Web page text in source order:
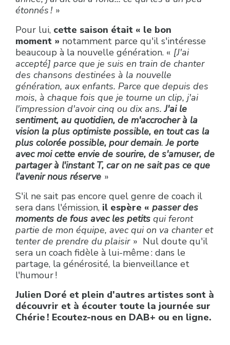
étonnés !»
Pour lui, cette saison était « le bon
moment » notamment parce qu'il s'intéresse
beaucoup à la nouvelle génération. « [J'ai
accepté] parce que je suis en train de chanter
des chansons destinées à la nouvelle
génération, aux enfants. Parce que depuis des
mois, à chaque fois que je tourne un clip, j'ai
l'impression d'avoir cinq ou dix ans.J'ai le
sentiment, au quotidien, de m'accrocher à la
vision la plus optimiste possible, en tout cas la
plus colorée possible, pour demain.Je porte
avec moi cette envie de sourire, de s'amuser, de
partager à l'instant T, car on ne sait pas ce que
l'avenir nous réserve »
S'il ne sait pas encore quel genre de coach il
sera dans l'émission, il espère « passer des
moments de fous avec les petits qui feront
partie de mon équipe, avec qui on va chanter et
tenter de prendre du plaisir» Nul doute qu'il
sera un coach fidèle à lui-même : dans le
partage, la générosité, la bienveillance et
l'humour !
Julien Doré et plein d'autres artistes sont à
découvrir et à écouter toute la journée sur
Chérie ! Ecoutez-nous en DAB+ ou en ligne.